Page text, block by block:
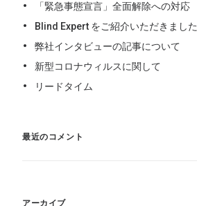
「緊急事態宣言」全面解除への対応
Blind Expert をご紹介いただきました
弊社インタビューの記事について
新型コロナウィルスに関して
リードタイム
最近のコメント
アーカイブ